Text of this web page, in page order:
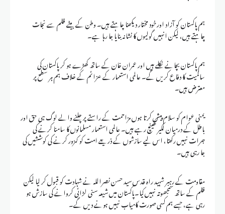
ہم پاکستان کو آزاد اورخود مختار دیکھنا چاہتے ہیں۔ وطن کے بیٹے ظلم سے نجات
چاہتے ہیں، لیکن انہیں گولیوں کا نشانہ بنایا جا رہا ہے۔
ہم پاکستان بچانے نکلے ہیں اور عمران خان کے ساتھ کھڑے ہو کر پاکستان کی
سالمیت کا دفاع کریں گے۔ عالمی استعمار کے عزائم کے خلاف ہم ہر سطح پر
معترض ہیں۔‏
یمنی عوام کو سلام پیش کرتا ہوں مزاحمت کے راستے پر چلنے والے لوگ ہی حق اور
باطل کے درمیان لکیر کھینچ رہے ہیں۔ عالمی استعمار مسلمانوں کا سامنا کرنے کی
جرات نہیں رکھتا، اس لیے سازشوں کے ذریعے امت کو کمزور کرنے کی کوششیں کی
جا رہی ہیں۔
مقاومت کے رہبر شہید راہ قدس سید حسن نصراللہ نے شہادت کو قبول کر لیا لیکن
ظلم کے ساتھ سمجھوتہ نہیں کیا۔‏پاکستان میں شیعہ سنی لڑائی کروانے کی سازش ہو
رہی ہے، جسے ہم کسی صورت کامیاب نہیں ہونے دیں گے۔